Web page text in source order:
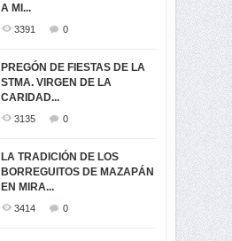
A MI...
3391 0
PREGÓN DE FIESTAS DE LA
STMA. VIRGEN DE LA
CARIDAD...
3135 0
LA TRADICIÓN DE LOS
BORREGUITOS DE MAZAPÁN
EN MIRA...
3414 0
3061
-ENCENDIDO DEL ARBOL DE
...
MIRA
PRESIDENCIALES 2023 EN
M...
ELECCION CRUCIAL:
SEGUNDA VUELTA
PRESIDENCIAL EL 1...
VIRTUALES ASAMBLEISTAS
POR LA PROVINCIA DEL
CARCHI...